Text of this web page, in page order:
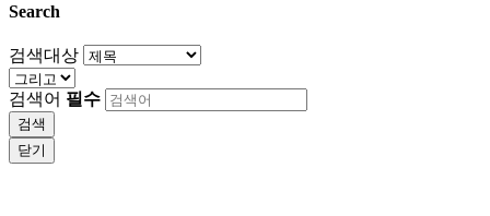
Search
검색대상
검색어 필수
검색
닫기